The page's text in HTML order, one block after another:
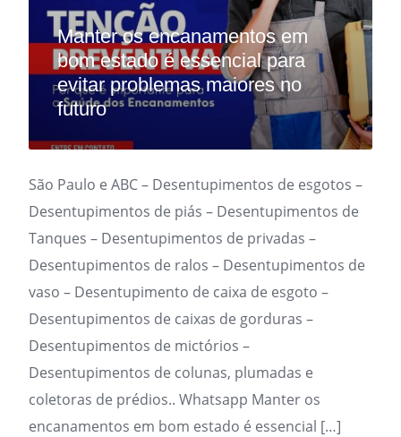
Manter os encanamentos em
bom estado é essencial para
evitar problemas maiores no
futuro
São Paulo e ABC – Desentupimentos de esgotos –
Desentupimentos de piás – Desentupimentos de
Tanques – Desentupimentos de privadas –
Desentupimentos de ralos – Desentupimentos de
vaso – Desentupimento de caixa de esgoto –
Desentupimentos de caixas de gorduras –
Desentupimentos de mictórios –
Desentupimentos de colunas, plumadas e
coletoras de prédios.. Whatsapp Manter os
encanamentos em bom estado é essencial […]